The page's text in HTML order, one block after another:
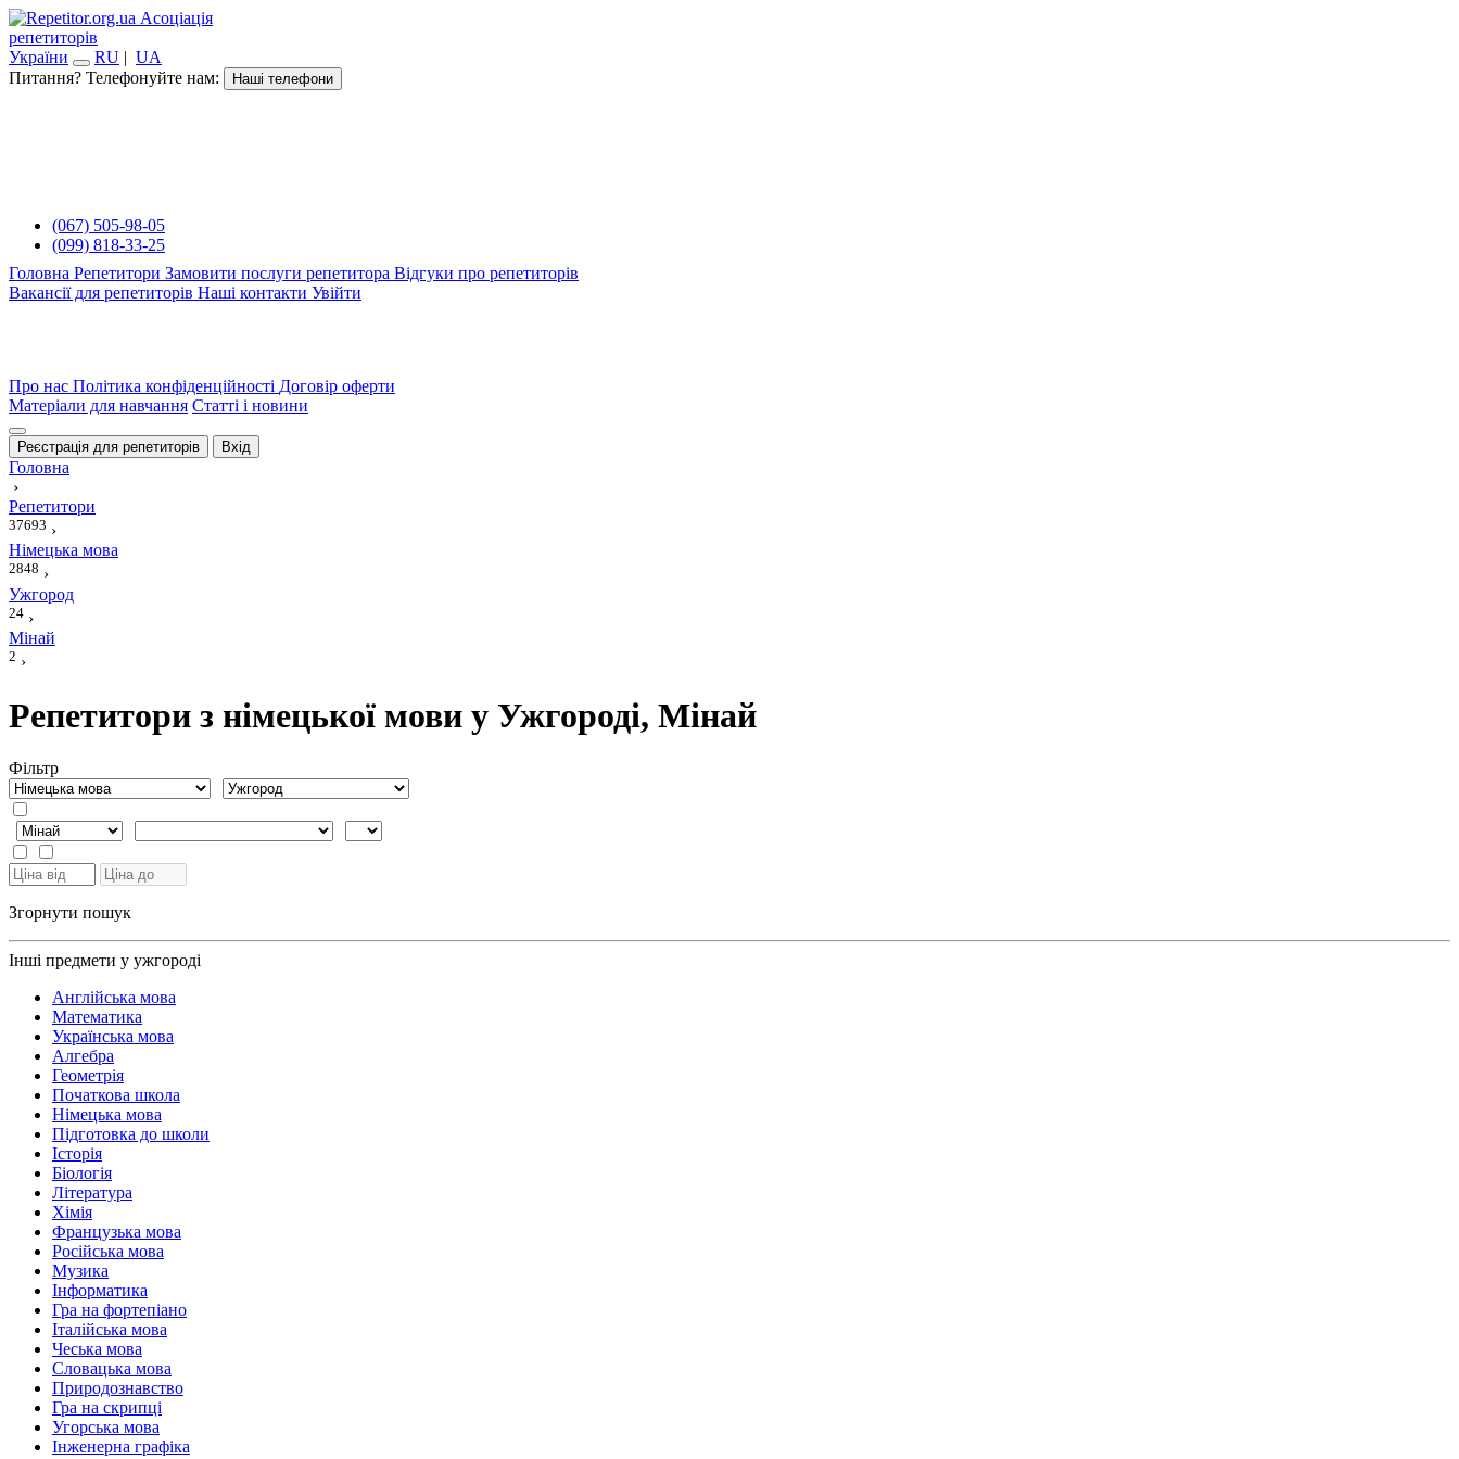
Асоціація
репетиторів
України
RU | UA
Питання? Телефонуйте нам:
Наші телефони
(067) 505-98-05
(099) 818-33-25
Головна Репетитори Замовити послуги репетитора Відгуки про репетиторів
Вакансії для репетиторів Наші контакти Увійти
Про нас Політика конфіденційності Договір оферти
Матеріали для навчання Статті і новини
Реєстрація для репетиторів Вхід
Головна
›
Репетитори
37693 ›
Німецька мова
2848 ›
Ужгород
24 ›
Мінай
2 ›
Репетитори з німецької мови у Ужгороді, Мінай
Фiльтр
Згорнути пошук
Інші предмети у ужгороді
Англійська мова
Математика
Українська мова
Алгебра
Геометрія
Початкова школа
Німецька мова
Підготовка до школи
Історія
Біологія
Література
Хімія
Французька мова
Російська мова
Музика
Інформатика
Гра на фортепіано
Італійська мова
Чеська мова
Словацька мова
Природознавство
Гра на скрипці
Угорська мова
Інженерна графіка